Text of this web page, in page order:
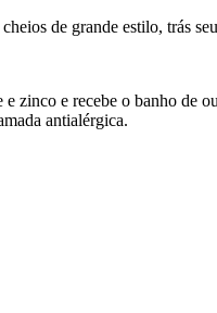
de grande estilo, trás
zinco e recebe o banho de
antialérgica.